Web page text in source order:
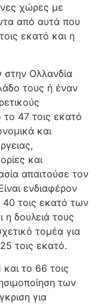
χώρες με
από αυτά που
εκατό και η
Ολλανδία
τους ή έναν
47 τοις εκατό
και
και
απαιτούσε τον
ενδιαφέρον
40 τοις εκατό των
δουλειά τους
τομέα για
τοις εκατό.
και το 66 τοις
των
για